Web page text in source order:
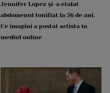
Jennifer Lopez și-a etalat
abdomenul tonifiat la 56 de ani.
Ce imagini a postat artista în
mediul online